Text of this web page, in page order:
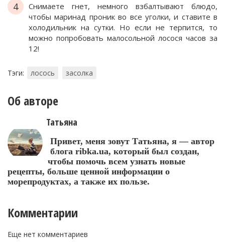
4
Снимаете гнет, немного взбалтывают блюдо,
чтобы маринад проник во все уголки, и ставите в
холодильник на сутки. Но если не терпится, то
можно попробовать малосольной лосося часов за
12!
Тэги: лосось засолка
Об авторе
Татьяна
Привет, меня зовут Татьяна, я — автор
блога ribka.ua, который был создан,
чтобы помочь всем узнать новые
рецепты, больше ценной информации о
морепродуктах, а также их пользе.
Комментарии
Еще нет комментариев